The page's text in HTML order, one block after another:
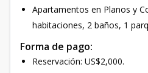
Apartamentos en Planos y
habitaciones, 2 baños, 1
Forma de pago:
Reservación: US$2,000.